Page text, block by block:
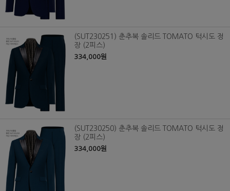
(SUT230251) 춘추복 솔리드 TOMATO 턱시도 정
장 (2피스)
334,000원
(SUT230250) 춘추복 솔리드 TOMATO 턱시도 정
장 (2피스)
334,000원